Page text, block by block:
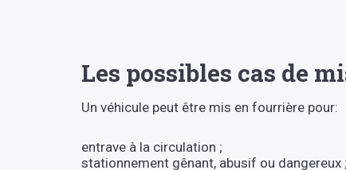
Les possibles cas de
Un véhicule peut être mis en fourrière pour:
entrave à la circulation ;
stationnement gênant, abusif ou dangereux ;